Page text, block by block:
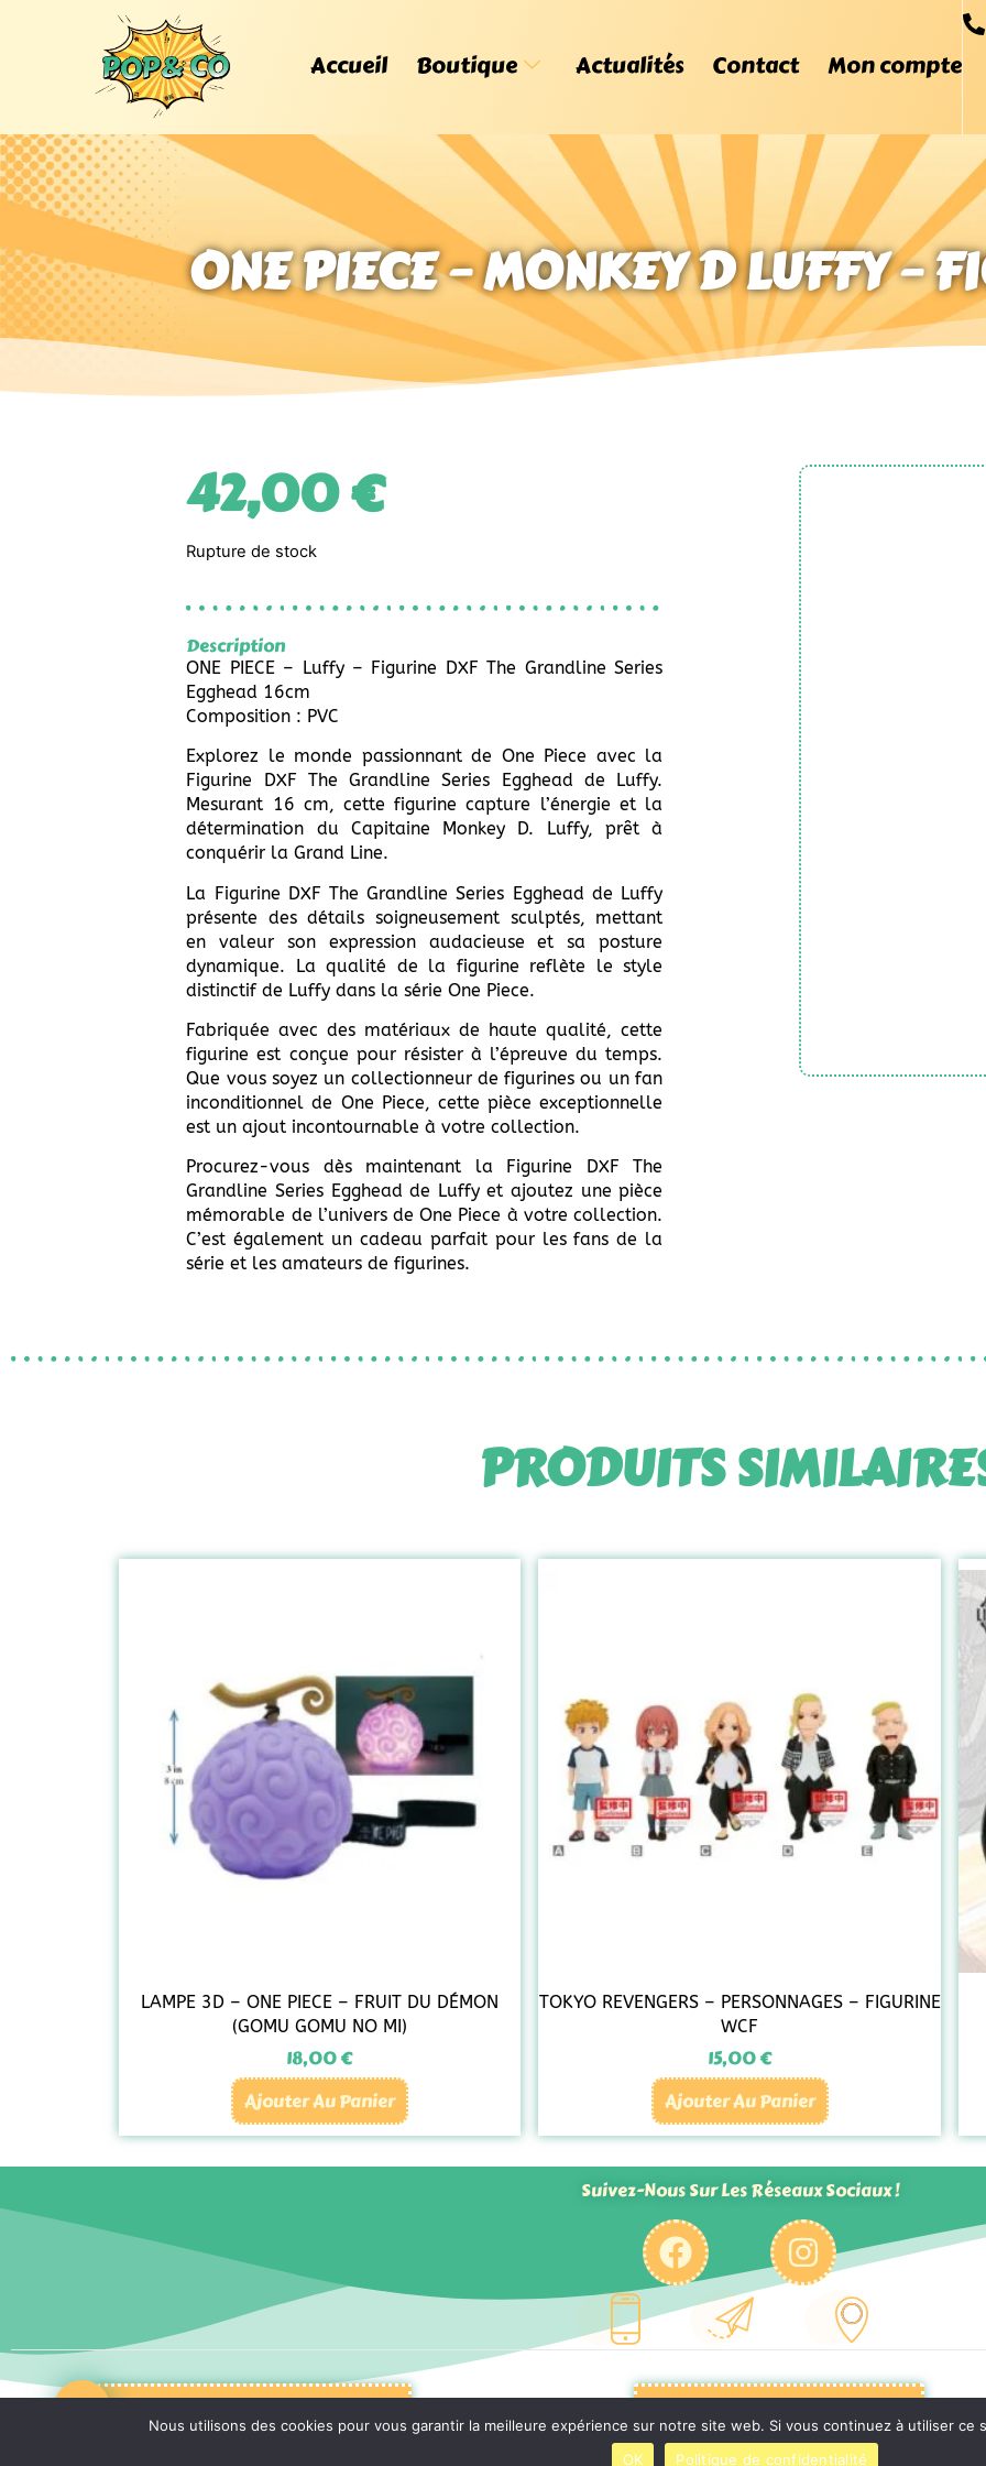
Accueil Boutique Actualités Contact Mon compte
ONE PIECE – MONKEY D LUFFY –
42,00€
Rupture de stock
Description
ONE PIECE – Luffy – Figurine DXF The Grandline Series
Egghead 16cm
Composition : PVC
Explorez le monde passionnant de One Piece avec la
Figurine DXF The Grandline Series Egghead de Luffy.
Mesurant 16 cm, cette figurine capture l’énergie et la
détermination du Capitaine Monkey D. Luffy, prêt à
conquérir la Grand Line.
La Figurine DXF The Grandline Series Egghead de Luffy
présente des détails soigneusement sculptés, mettant
en valeur son expression audacieuse et sa posture
dynamique. La qualité de la figurine reflète le style
distinctif de Luffy dans la série One Piece.
Fabriquée avec des matériaux de haute qualité, cette
figurine est conçue pour résister à l’épreuve du temps.
Que vous soyez un collectionneur de figurines ou un fan
inconditionnel de One Piece, cette pièce exceptionnelle
est un ajout incontournable à votre collection.
Procurez-vous dès maintenant la Figurine DXF The
Grandline Series Egghead de Luffy et ajoutez une pièce
mémorable de l’univers de One Piece à votre collection.
C’est également un cadeau parfait pour les fans de la
série et les amateurs de figurines.
PRODUITS
LAMPE 3D – ONE PIECE – FRUIT DU DÉMON
(GOMU GOMU NO MI)
18,00€
Ajouter Au Panier
TOKYO REVENGERS – PERSONNAGES – FIGURINE
WCF
15,00€
Ajouter Au Panier
Suivez-Nous Sur Les Réseaux Sociaux !
Nous utilisons des cookies pour vous garantir la meilleure expérience sur notre site web. Si vous continuez à utiliser
OK
Politique de confidentialité